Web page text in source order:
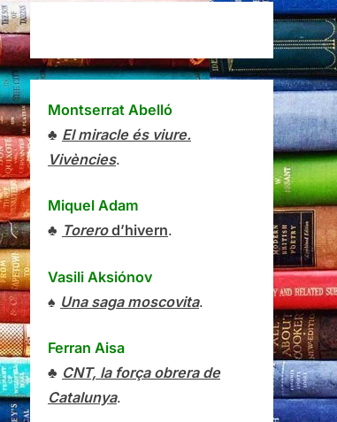
Montserrat Abelló
♣ El miracle és viure.
Vivències.
Miquel Adam
♣ Torerod’hivern.
Vasili Aksiónov
♠ Una saga moscovita.
Ferran Aisa
♣ CNT, la força obrera de
Catalunya.